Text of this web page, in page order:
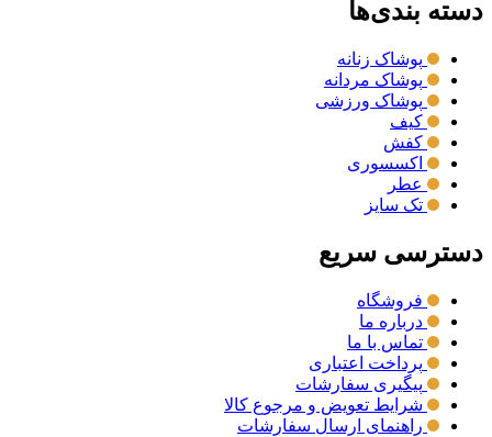
دسته بندی‌ها
پوشاک زنانه
پوشاک مردانه
پوشاک ورزشی
کیف
کفش
اکسسوری
عطر
تک سایز
دسترسی سریع
فروشگاه
درباره ما
تماس با ما
پرداخت اعتباری
پیگیری سفارشات
شرایط تعویض و مرجوع کالا
راهنمای ارسال سفارشات